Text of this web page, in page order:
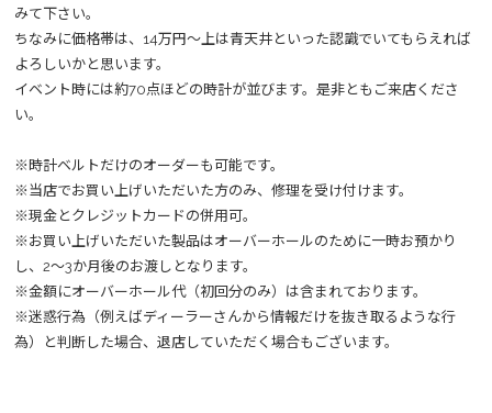
みて下さい。
ちなみに価格帯は、14万円～上は青天井といった認識でいてもらえれば
よろしいかと思います。
イベント時には約70点ほどの時計が並びます。是非ともご来店くださ
い。
※時計ベルトだけのオーダーも可能です。
※当店でお買い上げいただいた方のみ、修理を受け付けます。
※現金とクレジットカードの併用可。
※お買い上げいただいた製品はオーバーホールのために一時お預かり
し、2～3か月後のお渡しとなります。
※金額にオーバーホール代（初回分のみ）は含まれております。
※迷惑行為（例えばディーラーさんから情報だけを抜き取るような行
為）と判断した場合、退店していただく場合もございます。